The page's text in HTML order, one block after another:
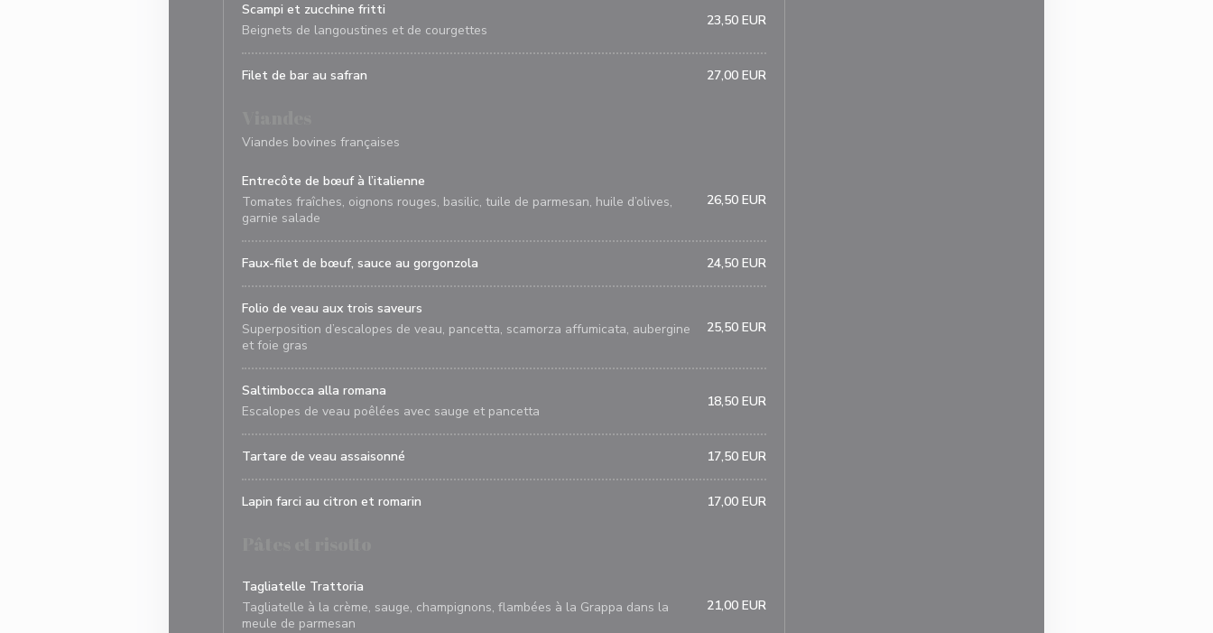
Scampi et zucchine fritti
Beignets de langoustines et de courgettes
23,50 EUR
Filet de bar au safran 27,00 EUR
Viandes bovines françaises
Entrecôte de bœuf à l’italienne
Tomates fraîches, oignons rouges, basilic, tuile de parmesan, huile d’olives,
garnie salade
26,50 EUR
Faux-filet de bœuf, sauce au gorgonzola 24,50 EUR
Folio de veau aux trois saveurs
Superposition d’escalopes de veau, pancetta, scamorza affumicata, aubergine
et foie gras
25,50 EUR
Saltimbocca alla romana
Escalopes de veau poêlées avec sauge et pancetta
18,50 EUR
Tartare de veau assaisonné 17,50 EUR
Lapin farci au citron et romarin 17,00 EUR
Tagliatelle Trattoria
Tagliatelle à la crème, sauge, champignons, flambées à la Grappa dans la
meule de parmesan
21,00 EUR